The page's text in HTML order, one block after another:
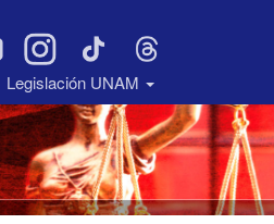
Legislación UNAM